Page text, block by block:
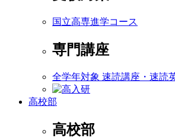
国立高専進学コース
専門講座
全学年対象 速読講座・速読
高校部
高校部